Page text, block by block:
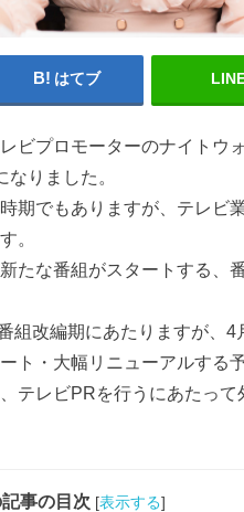
はてブ
ビプロモーターのナイトウ
りました。
期でもありますが、テレビ
。
たな番組がスタートする、
組改編期にあたりますが、
ト・大幅リニューアルする
テレビPRを行うにあたっ
事の目次 [表示する]